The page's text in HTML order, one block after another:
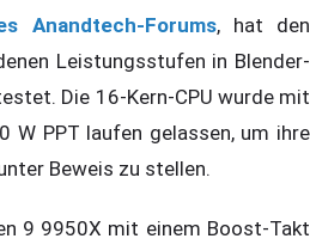
Anandtech-Forums, hat den
Leistungsstufen in Blender-
Die 16-Kern-CPU wurde mit
W PPT laufen gelassen, um ihre
Beweis zu stellen.
9 9950X mit einem Boost-Takt